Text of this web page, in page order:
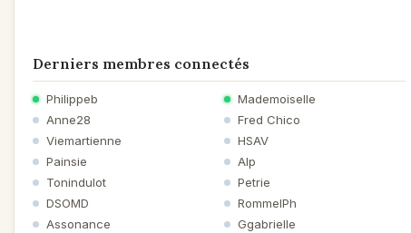
Derniers membres connectés
Philippeb
Mademoiselle
Anne28
Fred Chico
Viemartienne
HSAV
Painsie
Alp
Tonindulot
Petrie
DSOMD
RommelPh
Assonance
Ggabrielle